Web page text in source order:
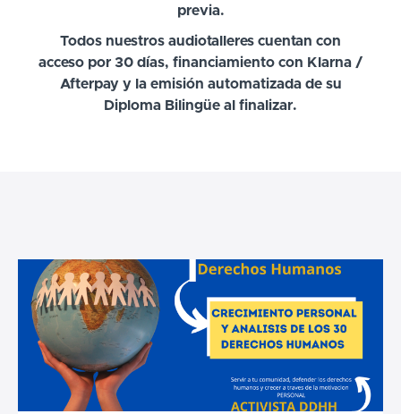
previa.
Todos nuestros audiotalleres cuentan con
acceso por 30 días, financiamiento con Klarna /
Afterpay y la emisión automatizada de su
Diploma Bilingüe al finalizar.